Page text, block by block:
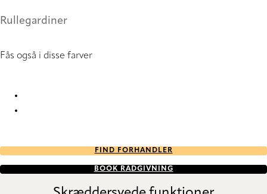
Rullegardiner
Fås også i disse farver
FIND FORHANDLER
BOOK RÅDGIVNING